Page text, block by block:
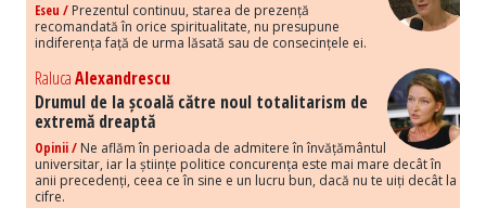
Eseu / Prezentul continuu, starea de prezență
recomandată în orice spiritualitate, nu presupune
indiferența față de urma lăsată sau de consecințele ei.
RalucaAlexandrescu
Drumul de la școală către noul totalitarism de
extremă dreaptă
Opinii / Ne aflăm în perioada de admitere în învățământul
universitar, iar la științe politice concurența este mai mare decât în
anii precedenți, ceea ce în sine e un lucru bun, dacă nu te uiți decât la
cifre.